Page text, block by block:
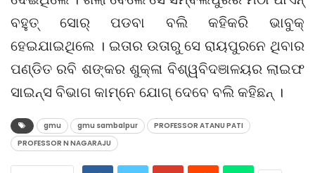
ବହୁତ୍ ସୋର୍ ପଡବା ବଲି କହିକରି ଭାବୁକ୍
ହେଇଯାଇଥିଲେ । ଇତାର ଉତାରୁ ସେ ରାୟପୁରନେ ଥିବାର
ପଣ୍ଡିତ ରବି ଶଙ୍କର ଶୁକ୍ଳା ବିଶ୍ୱବିଦଞାଳୟର ଲାଇଫ
ସାଇନ୍ସ ବିଭାଗ କାମ୍‌ନେ ଯୋଗ୍ ଦେବେ ବଲି କହିଛନ୍ ।
gmu gmu sambalpur
PROFESSOR ATANU PATI
PROFESSOR N NAGARAJU